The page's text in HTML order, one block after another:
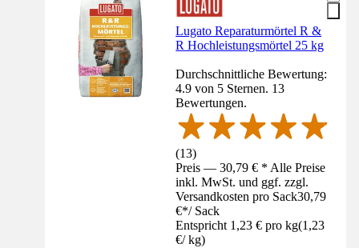
Lugato Reparaturmörtel R &
R Hochleistungsmörtel 25 kg
Durchschnittliche Bewertung:
4.9 von 5 Sternen. 13
Bewertungen.
(13)
Preis — 30,79 € * Alle Preise
inkl. MwSt. und ggf. zzgl.
Versandkosten pro Sack30,79
€*/ Sack
Entspricht 1,23 € pro kg(1,23
€/ kg)